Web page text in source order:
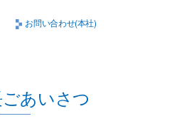
お問い合わせ(本社)
あいさつ